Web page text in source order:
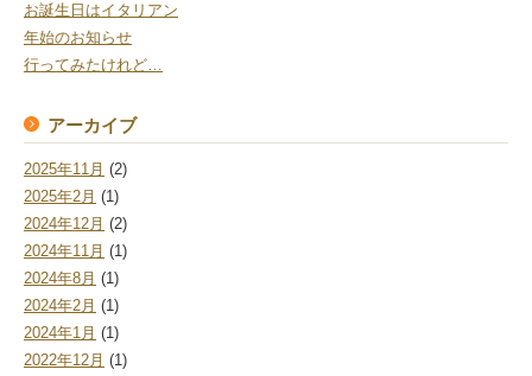
お誕生日はイタリアン
年始のお知らせ
行ってみたけれど…
アーカイブ
2025年11月 (2)
2025年2月 (1)
2024年12月 (2)
2024年11月 (1)
2024年8月 (1)
2024年2月 (1)
2024年1月 (1)
2022年12月 (1)